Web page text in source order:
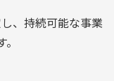
、持続可能な事業